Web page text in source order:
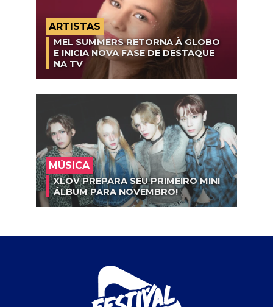
ARTISTAS
MEL SUMMERS RETORNA À GLOBO
E INICIA NOVA FASE DE DESTAQUE
NA TV
MÚSICA
XLOV PREPARA SEU PRIMEIRO MINI
ÁLBUM PARA NOVEMBRO!